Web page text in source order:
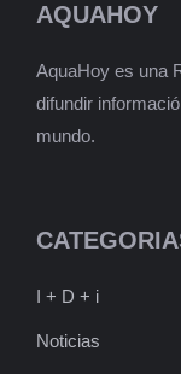
AQUAHOY
AquaHoy es una
difundir
mundo.
I + D + i
Noticias